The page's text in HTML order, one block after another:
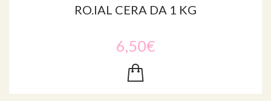
RO.IAL CERA DA 1 KG
6,50€